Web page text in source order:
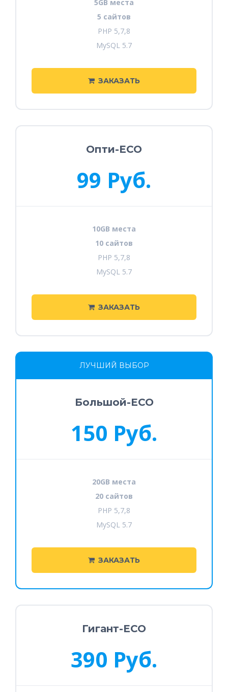
5GB места
5 сайтов
PHP 5,7,8
MySQL 5.7
ЗАКАЗАТЬ
Опти-ECO
99 Руб.
10GB места
10 сайтов
PHP 5,7,8
MySQL 5.7
ЗАКАЗАТЬ
ЛУЧШИЙ ВЫБОР
Большой-ECO
150 Руб.
20GB места
20 сайтов
PHP 5,7,8
MySQL 5.7
ЗАКАЗАТЬ
Гигант-ECO
390 Руб.